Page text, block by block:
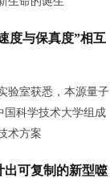
度与保真度”相互
验室获悉，本源量子
国科学技术大学组成
术方案
可复制的新型噬